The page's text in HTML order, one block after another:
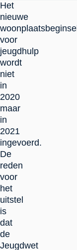
Het
nieuwe
woonplaatsbeginsel
voor
jeugdhulp
wordt
niet
in
2020
maar
in
2021
ingevoerd.
De
reden
voor
het
uitstel
is
dat
de
Jeugdwet